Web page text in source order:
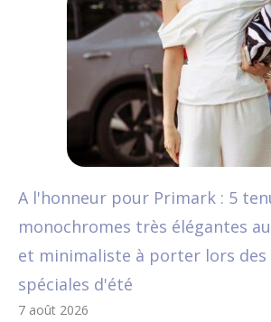
A l'honneur pour Primark : 5
monochromes très élégantes
et minimaliste à porter lors des
spéciales d'été
7 août 2026